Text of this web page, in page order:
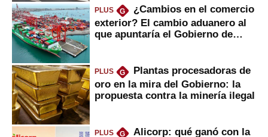
PLUS G
¿Cambios en el comercio
exterior? El cambio aduanero al
que apuntaría el Gobierno de
PLUS G
Plantas procesadoras de
oro en la mira del Gobierno: la
propuesta contra la minería ilegal
PLUS G
Alicorp: qué ganó con la